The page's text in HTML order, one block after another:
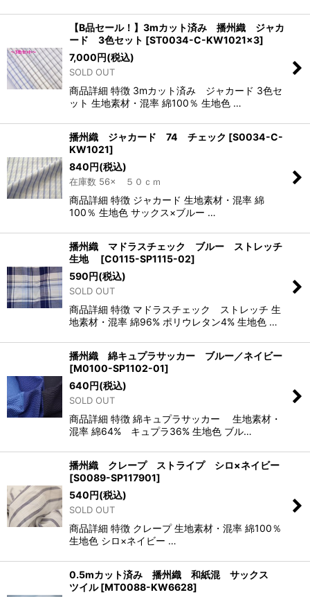
【B品セール！】3mカット済み 播州織 ジャカ
ード 3色セット [ST0034-C-KW1021×3]
7,000円(税込)
SOLD OUT
商品詳細 特徴 3mカット済み ジャカード 3色セ
ット 生地素材・混率 綿100％ 生地色 …
播州織 ジャカード 74 チェック [S0034-C-
KW1021]
840円(税込)
在庫数 56× ５０ｃｍ
商品詳細 特徴 ジャカード 生地素材・混率 綿
100％ 生地色 サックス×ブルー …
播州織 マドラスチェック ブルー ストレッチ
生地
[C0115-SP1115-02]
590円(税込)
SOLD OUT
商品詳細 特徴 マドラスチェック ストレッチ 生
地素材・混率 綿96% ポリウレタン4% 生地色 …
播州織 綿キュプラサッカー ブルー／ネイビー
[M0100-SP1102-01]
640円(税込)
SOLD OUT
商品詳細 特徴 綿キュプラサッカー 生地素材・
混率 綿64% キュプラ36% 生地色 ブル…
播州織 クレープ ストライプ シロ×ネイビー
[S0089-SP117901]
540円(税込)
SOLD OUT
商品詳細 特徴 クレープ 生地素材・混率 綿100％
生地色 シロ×ネイビー …
0.5mカット済み 播州織 和紙混 サックス
ツイル [MT0088-KW6628]